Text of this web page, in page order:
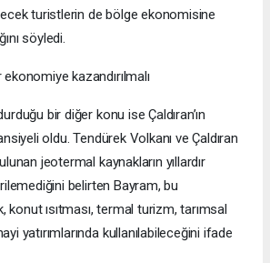
turistlerin de bölge ekonomisine
söyledi.
kazandırılmalı
bir diğer konu ise Çaldıran’ın
oldu. Tendürek Volkanı ve Çaldıran
jeotermal kaynakların yıllardır
belirten Bayram, bu
konut ısıtması, termal turizm, tarımsal
yatırımlarında kullanılabileceğini ifade